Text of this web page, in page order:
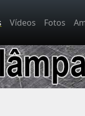
Vídeos Fotos